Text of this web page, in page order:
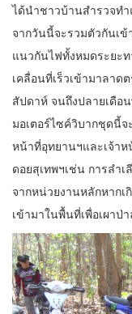
ได้นำชาวบ้านสำรวจท
จากวันนี้จะรวมตัวกันเ
แนวกันไฟทั้งหมดระยะ
เคลื่อนที่เร็วเข้ามาลา
สัปดาห์ จนถึงปลายเดือ
มอเตอร์ไซค์วิบากชุดนี้
หน้าที่อุทยานฯและเจ้า
ดอยสุเทพฯเช่น การลำ
จากหน่วยงานหลักหาก
เข้ามาในพื้นที่เพื่อเผาป่